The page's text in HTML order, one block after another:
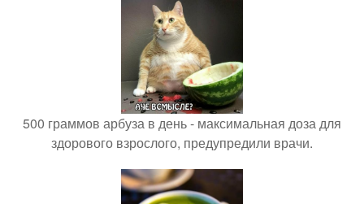
500 граммов арбуза в день - максимальная доза для
здорового взрослого, предупредили врачи.